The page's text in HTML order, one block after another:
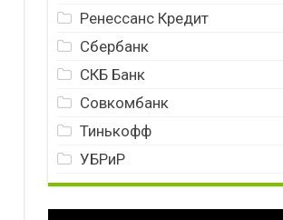
Ренессанс Кредит
Сбербанк
СКБ Банк
Совкомбанк
Тинькофф
УБРиР